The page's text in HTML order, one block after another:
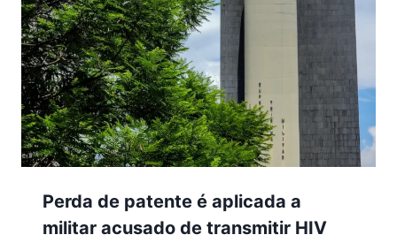
Perda de patente é aplicada a
militar acusado de transmitir HIV